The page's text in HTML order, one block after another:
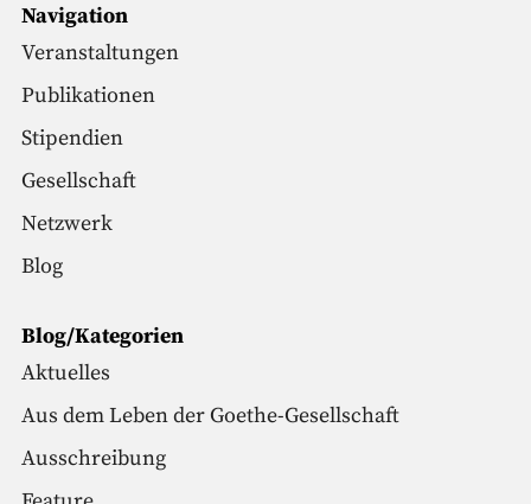
Navigation
Veranstaltungen
Publikationen
Stipendien
Gesellschaft
Netzwerk
Blog
Blog/Kategorien
Aktuelles
Aus dem Leben der Goethe-Gesellschaft
Ausschreibung